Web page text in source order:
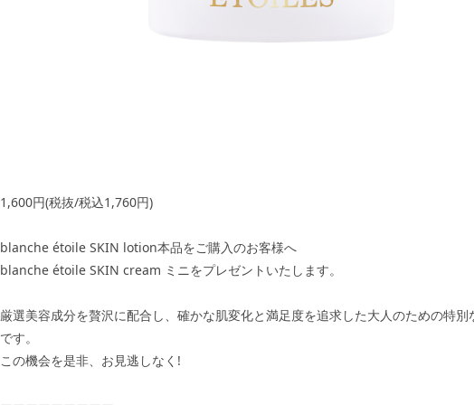
1,600円(税抜/税込1,760円)
blanche étoile SKIN lotion本品をご購入のお客様へ
blanche étoile SKIN cream ミニをプレゼントいたします。
厳選美容成分を贅沢に配合し、確かな肌変化と満足度を追求した大人のための特別
です。
この機会を是非、お見逃しなく!